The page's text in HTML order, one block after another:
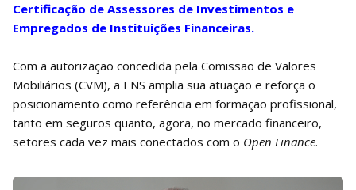
Certificação de Assessores de Investimentos e
Empregados de Instituições Financeiras.
Com a autorização concedida pela Comissão de Valores
Mobiliários (CVM), a ENS amplia sua atuação e reforça o
posicionamento como referência em formação profissional,
tanto em seguros quanto, agora, no mercado financeiro,
setores cada vez mais conectados com o Open Finance.